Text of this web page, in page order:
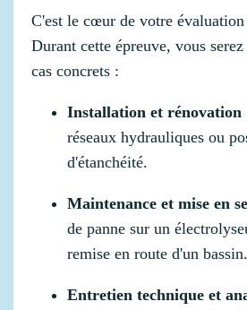
C'est le cœur de votre
Durant cette épreuve, vous
cas concrets :
Installation et rénovation
réseaux hydrauliques ou
d'étanchéité.
Maintenance et mise en
de panne sur un
remise en route d'un bassin.
Entretien technique et